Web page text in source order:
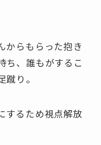
からもらった抱き
ち、誰もがするこ
り。
するため視点解放